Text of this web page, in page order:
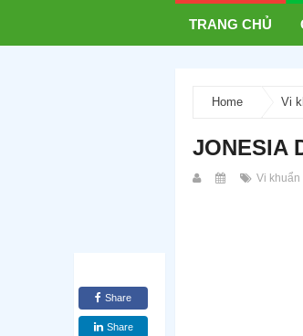
TRANG CHỦ
Home Vi
JONESIA
Vi khuẩn
Share
Share